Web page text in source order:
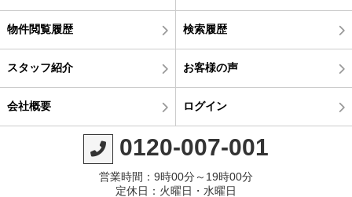
物件閲覧履歴 検索履歴
スタッフ紹介 お客様の声
会社概要 ログイン
0120-007-001
営業時間：9時00分～19時00分
定休日：火曜日・水曜日